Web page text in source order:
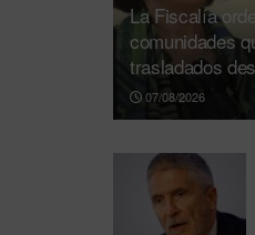
La Fiscalía
comunidades
trasladados
07/08/2026